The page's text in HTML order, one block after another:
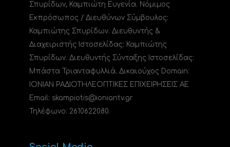
Σπυρίδων, Καμπιώτη Ευγενία. Νόμιμος
Εκπρόσωπος / Διευθύνων Σύμβουλος:
Καμπιώτης Σπυρίδων. Διευθυντής &
Διαχειριστής Ιστοσελίδας: Καμπιώτης
Σπυρίδων. Διευθυντής Σύνταξης Ιστοσελίδας:
Μπάστα Τριανταφυλλιά. Δικαιούχος Domain:
ΙΟΝΙΑΝ ΡΑΔΙΟΤΗΛΕΟΠΤΙΚΕΣ ΕΠΙΧΕΙΡΗΣΕΙΣ ΑΕ
Email: skampiotis@ioniantv.gr
Τηλέφωνο: 2610622080.